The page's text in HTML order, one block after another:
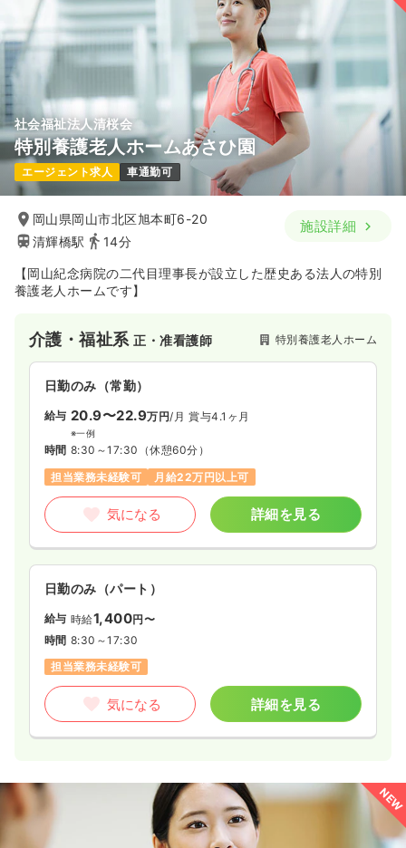
気になる 詳細を見る
社会福祉法人清桜会
特別養護老人ホームあさひ園
エージェント求人 車通勤可
岡山県岡山市北区旭本町6-20
清輝橋駅
14分
施設詳細
【岡山紀念病院の二代目理事長が設立した歴史ある法人の特別
養護老人ホームです】
介護・福祉系正・准看護師 特別養護老人ホーム
日勤のみ（常勤）
給与 20.9〜22.9万円/月 賞与4.1ヶ月
※一例
時間 8:30～17:30 （休憩60分）
担当業務未経験可
月給22万円以上可
気になる 詳細を見る
日勤のみ（パート）
給与 時給1,400円〜
時間 8:30～17:30
担当業務未経験可
気になる 詳細を見る
NEW